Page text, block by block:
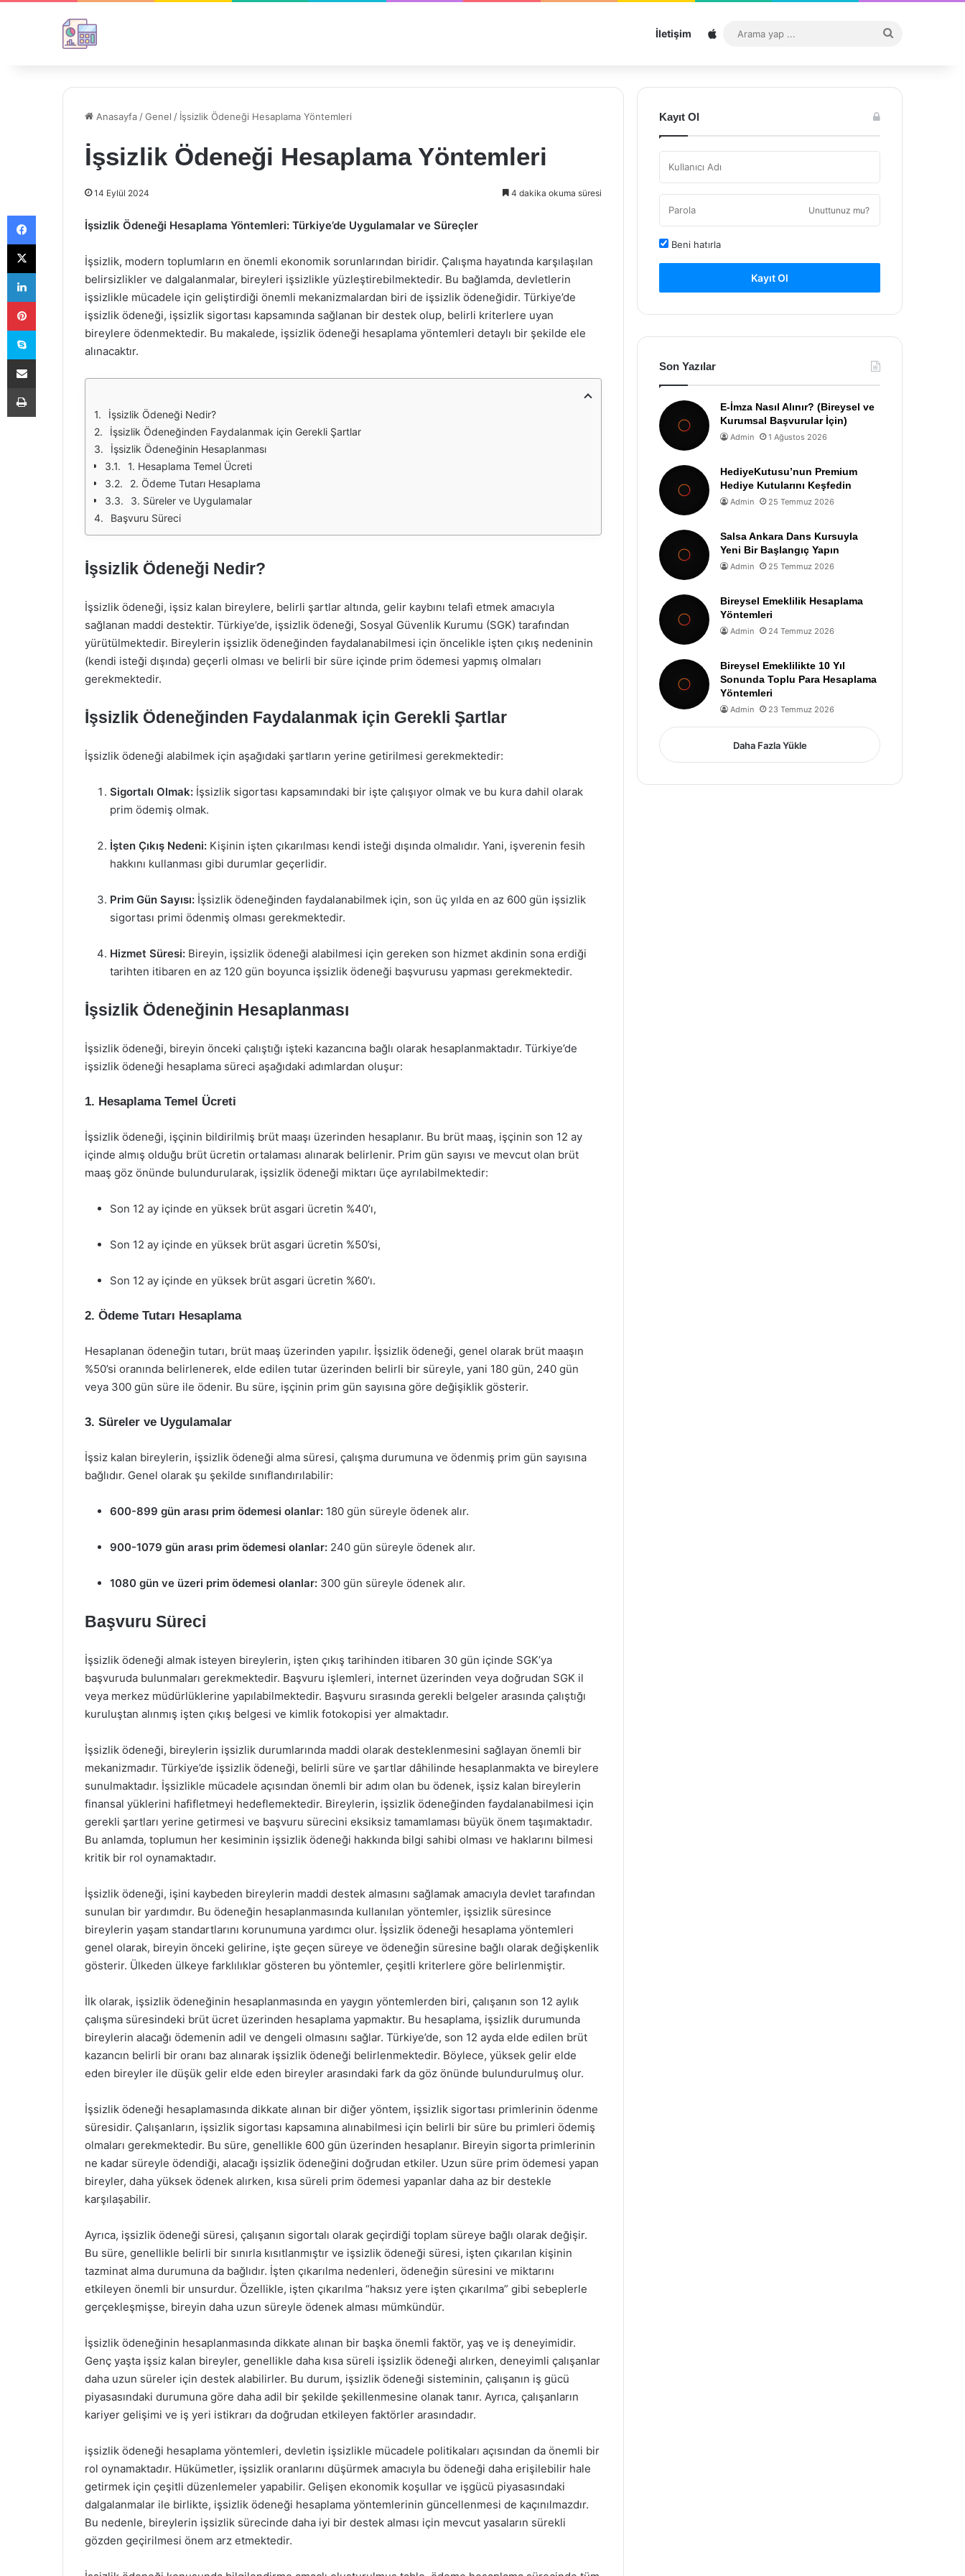
İletişim Sitemap
...
Anasayfa /Genel / İşsizlik Ödeneği Hesaplama Yöntemleri
İşsizlik Ödeneği Hesaplama Yöntemleri
14 Eylül 2024 4 dakika okuma süresi
İşsizlik Ödeneği Hesaplama Yöntemleri: Türkiye’de Uygulamalar ve Süreçler
İşsizlik, modern toplumların en önemli ekonomik sorunlarından biridir. Çalışma hayatında karşılaşılan
belirsizlikler ve dalgalanmalar, bireyleri işsizlikle yüzleştirebilmektedir. Bu bağlamda, devletlerin
işsizlikle mücadele için geliştirdiği önemli mekanizmalardan biri de işsizlik ödeneğidir. Türkiye’de
işsizlik ödeneği, işsizlik sigortası kapsamında sağlanan bir destek olup, belirli kriterlere uyan
bireylere ödenmektedir. Bu makalede, işsizlik ödeneği hesaplama yöntemleri detaylı bir şekilde ele
alınacaktır.
İşsizlik Ödeneği Nedir?
İşsizlik Ödeneğinden Faydalanmak için Gerekli Şartlar
İşsizlik Ödeneğinin Hesaplanması
1. Hesaplama Temel Ücreti
2. Ödeme Tutarı Hesaplama
3. Süreler ve Uygulamalar
Başvuru Süreci
İşsizlik Ödeneği Nedir?
İşsizlik ödeneği, işsiz kalan bireylere, belirli şartlar altında, gelir kaybını telafi etmek amacıyla
sağlanan maddi destektir. Türkiye’de, işsizlik ödeneği, Sosyal Güvenlik Kurumu (SGK) tarafından
yürütülmektedir. Bireylerin işsizlik ödeneğinden faydalanabilmesi için öncelikle işten çıkış nedeninin
(kendi isteği dışında) geçerli olması ve belirli bir süre içinde prim ödemesi yapmış olmaları
gerekmektedir.
İşsizlik Ödeneğinden Faydalanmak için Gerekli Şartlar
İşsizlik ödeneği alabilmek için aşağıdaki şartların yerine getirilmesi gerekmektedir:
Sigortalı Olmak: İşsizlik sigortası kapsamındaki bir işte çalışıyor olmak ve bu kura dahil olarak
prim ödemiş olmak.
İşten Çıkış Nedeni: Kişinin işten çıkarılması kendi isteği dışında olmalıdır. Yani, işverenin fesih
hakkını kullanması gibi durumlar geçerlidir.
Prim Gün Sayısı: İşsizlik ödeneğinden faydalanabilmek için, son üç yılda en az 600 gün işsizlik
sigortası primi ödenmiş olması gerekmektedir.
Hizmet Süresi: Bireyin, işsizlik ödeneği alabilmesi için gereken son hizmet akdinin sona erdiği
tarihten itibaren en az 120 gün boyunca işsizlik ödeneği başvurusu yapması gerekmektedir.
İşsizlik Ödeneğinin Hesaplanması
İşsizlik ödeneği, bireyin önceki çalıştığı işteki kazancına bağlı olarak hesaplanmaktadır. Türkiye’de
işsizlik ödeneği hesaplama süreci aşağıdaki adımlardan oluşur:
1. Hesaplama Temel Ücreti
İşsizlik ödeneği, işçinin bildirilmiş brüt maaşı üzerinden hesaplanır. Bu brüt maaş, işçinin son 12 ay
içinde almış olduğu brüt ücretin ortalaması alınarak belirlenir. Prim gün sayısı ve mevcut olan brüt
maaş göz önünde bulundurularak, işsizlik ödeneği miktarı üçe ayrılabilmektedir:
Son 12 ay içinde en yüksek brüt asgari ücretin %40’ı,
Son 12 ay içinde en yüksek brüt asgari ücretin %50’si,
Son 12 ay içinde en yüksek brüt asgari ücretin %60’ı.
2. Ödeme Tutarı Hesaplama
Hesaplanan ödeneğin tutarı, brüt maaş üzerinden yapılır. İşsizlik ödeneği, genel olarak brüt maaşın
%50’si oranında belirlenerek, elde edilen tutar üzerinden belirli bir süreyle, yani 180 gün, 240 gün
veya 300 gün süre ile ödenir. Bu süre, işçinin prim gün sayısına göre değişiklik gösterir.
3. Süreler ve Uygulamalar
İşsiz kalan bireylerin, işsizlik ödeneği alma süresi, çalışma durumuna ve ödenmiş prim gün sayısına
bağlıdır. Genel olarak şu şekilde sınıflandırılabilir:
600-899 gün arası prim ödemesi olanlar: 180 gün süreyle ödenek alır.
900-1079 gün arası prim ödemesi olanlar: 240 gün süreyle ödenek alır.
1080 gün ve üzeri prim ödemesi olanlar: 300 gün süreyle ödenek alır.
Başvuru Süreci
İşsizlik ödeneği almak isteyen bireylerin, işten çıkış tarihinden itibaren 30 gün içinde SGK’ya
başvuruda bulunmaları gerekmektedir. Başvuru işlemleri, internet üzerinden veya doğrudan SGK il
veya merkez müdürlüklerine yapılabilmektedir. Başvuru sırasında gerekli belgeler arasında çalıştığı
kuruluştan alınmış işten çıkış belgesi ve kimlik fotokopisi yer almaktadır.
İşsizlik ödeneği, bireylerin işsizlik durumlarında maddi olarak desteklenmesini sağlayan önemli bir
mekanizmadır. Türkiye’de işsizlik ödeneği, belirli süre ve şartlar dâhilinde hesaplanmakta ve bireylere
sunulmaktadır. İşsizlikle mücadele açısından önemli bir adım olan bu ödenek, işsiz kalan bireylerin
finansal yüklerini hafifletmeyi hedeflemektedir. Bireylerin, işsizlik ödeneğinden faydalanabilmesi için
gerekli şartları yerine getirmesi ve başvuru sürecini eksiksiz tamamlaması büyük önem taşımaktadır.
Bu anlamda, toplumun her kesiminin işsizlik ödeneği hakkında bilgi sahibi olması ve haklarını bilmesi
kritik bir rol oynamaktadır.
İşsizlik ödeneği, işini kaybeden bireylerin maddi destek almasını sağlamak amacıyla devlet tarafından
sunulan bir yardımdır. Bu ödeneğin hesaplanmasında kullanılan yöntemler, işsizlik süresince
bireylerin yaşam standartlarını korunumuna yardımcı olur. İşsizlik ödeneği hesaplama yöntemleri
genel olarak, bireyin önceki gelirine, işte geçen süreye ve ödeneğin süresine bağlı olarak değişkenlik
gösterir. Ülkeden ülkeye farklılıklar gösteren bu yöntemler, çeşitli kriterlere göre belirlenmiştir.
İlk olarak, işsizlik ödeneğinin hesaplanmasında en yaygın yöntemlerden biri, çalışanın son 12 aylık
çalışma süresindeki brüt ücret üzerinden hesaplama yapmaktır. Bu hesaplama, işsizlik durumunda
bireylerin alacağı ödemenin adil ve dengeli olmasını sağlar. Türkiye’de, son 12 ayda elde edilen brüt
kazancın belirli bir oranı baz alınarak işsizlik ödeneği belirlenmektedir. Böylece, yüksek gelir elde
eden bireyler ile düşük gelir elde eden bireyler arasındaki fark da göz önünde bulundurulmuş olur.
İşsizlik ödeneği hesaplamasında dikkate alınan bir diğer yöntem, işsizlik sigortası primlerinin ödenme
süresidir. Çalışanların, işsizlik sigortası kapsamına alınabilmesi için belirli bir süre bu primleri ödemiş
olmaları gerekmektedir. Bu süre, genellikle 600 gün üzerinden hesaplanır. Bireyin sigorta primlerinin
ne kadar süreyle ödendiği, alacağı işsizlik ödeneğini doğrudan etkiler. Uzun süre prim ödemesi yapan
bireyler, daha yüksek ödenek alırken, kısa süreli prim ödemesi yapanlar daha az bir destekle
karşılaşabilir.
Ayrıca, işsizlik ödeneği süresi, çalışanın sigortalı olarak geçirdiği toplam süreye bağlı olarak değişir.
Bu süre, genellikle belirli bir sınırla kısıtlanmıştır ve işsizlik ödeneği süresi, işten çıkarılan kişinin
tazminat alma durumuna da bağlıdır. İşten çıkarılma nedenleri, ödeneğin süresini ve miktarını
etkileyen önemli bir unsurdur. Özellikle, işten çıkarılma “haksız yere işten çıkarılma” gibi sebeplerle
gerçekleşmişse, bireyin daha uzun süreyle ödenek alması mümkündür.
İşsizlik ödeneğinin hesaplanmasında dikkate alınan bir başka önemli faktör, yaş ve iş deneyimidir.
Genç yaşta işsiz kalan bireyler, genellikle daha kısa süreli işsizlik ödeneği alırken, deneyimli çalışanlar
daha uzun süreler için destek alabilirler. Bu durum, işsizlik ödeneği sisteminin, çalışanın iş gücü
piyasasındaki durumuna göre daha adil bir şekilde şekillenmesine olanak tanır. Ayrıca, çalışanların
kariyer gelişimi ve iş yeri istikrarı da doğrudan etkileyen faktörler arasındadır.
işsizlik ödeneği hesaplama yöntemleri, devletin işsizlikle mücadele politikaları açısından da önemli bir
rol oynamaktadır. Hükümetler, işsizlik oranlarını düşürmek amacıyla bu ödeneği daha erişilebilir hale
getirmek için çeşitli düzenlemeler yapabilir. Gelişen ekonomik koşullar ve işgücü piyasasındaki
dalgalanmalar ile birlikte, işsizlik ödeneği hesaplama yöntemlerinin güncellenmesi de kaçınılmazdır.
Bu nedenle, bireylerin işsizlik sürecinde daha iyi bir destek alması için mevcut yasaların sürekli
gözden geçirilmesi önem arz etmektedir.
Kayıt Ol
Unuttunuz mu?
Beni hatırla
Kayıt Ol
Son Yazılar
E-İmza Nasıl Alınır? (Bireysel ve
Kurumsal Başvurular İçin)
Admin 1 Ağustos 2026
HediyeKutusu’nun Premium
Hediye Kutularını Keşfedin
Admin 25 Temmuz 2026
Salsa Ankara Dans Kursuyla
Yeni Bir Başlangıç Yapın
Admin 25 Temmuz 2026
Bireysel Emeklilik Hesaplama
Yöntemleri
Admin 24 Temmuz 2026
Bireysel Emeklilikte 10 Yıl
Sonunda Toplu Para Hesaplama
Yöntemleri
Admin 23 Temmuz 2026
Daha Fazla Yükle
Facebook
X
LinkedIn
Pinterest
Skype
E-Posta ile paylaş